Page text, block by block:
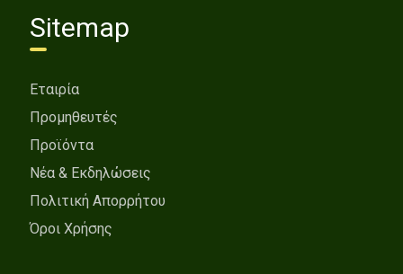
Sitemap
Εταιρία
Προμηθευτές
Προϊόντα
Νέα & Εκδηλώσεις
Πολιτική Απορρήτου
Όροι Χρήσης